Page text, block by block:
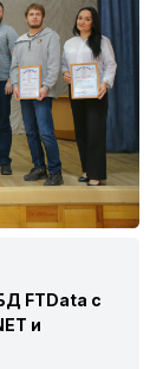
FTData с
и